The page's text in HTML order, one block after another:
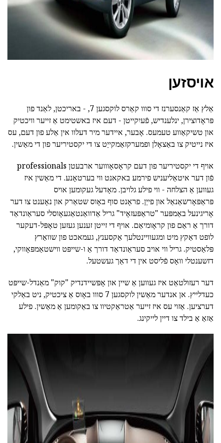
אויסזען
אַלץ אַז קאַנסערנז די סווו קאַרס לוקסגען 7, - באריכטן, לאַנד פון
פּראָדוצירן, ינלענדיש, פֿעיִקייטן - דעם איז באשטימט אַ זייער וויכטיק
און טשיקאַווע טעמעס. אָבער, איידער מיר דעלוו אין אַלע פון דעם, עס
איז נייטיק צו באַצאָלן ופמערקזאַמקייַט צו די יקסטיריער פון די מאַשין.
אויף די יקסטיריער פון דעם קראָסאָוווער ארבעטן professionals
פֿון דער איטאַליעניש פירמע באקאנט ווי בערטאָנע. די מאַשין איז
געווען אַ הצלחה - ווי פילע גלויבן. מאָדעל געקומען אויס
פּראַפּאָרשאַנאַל און פייַן. פראָנט סוף באָוס שטאַרק און נאָענט צו דער
אָריגינעל באַמפּער "טראַפּעזאָיד" גריל אַדוואַנטאַגעאָוסלי סעראַונדאַד
דורך אַ ראַם פון קראָומיאַם. אויף די זייטן זענען געזען טאָפּל-דעקער
לופט דאַקץ מיט ומגעוויינטלעך אַקסענץ, געמאכט פון שוואַרץ
פּלאַסטיק. גריל ווי אויב סעראַונדאַד דורך אַ ו-שייפּט ווישטאַמפּאָווקי,
דזשענטלי וואָס פֿליסט אין די דאַך געשטעל.
דער רעזולטאַט איז געווען אַ שיין און אָפּשיידנדיק "קוק" מאַנדל-שייפּט
כעדלייץ. אן אנדער מאַשין לוקסגען 7 סווו באָוס אַ ציכטיק, ניט באַלקי
דערציען. אַזוי עס איז זייער אַטראַקטיוו צו באַקומען אַ מאַשין. פילע
אַזאַ אַ בילד צו דיין לייקינג.